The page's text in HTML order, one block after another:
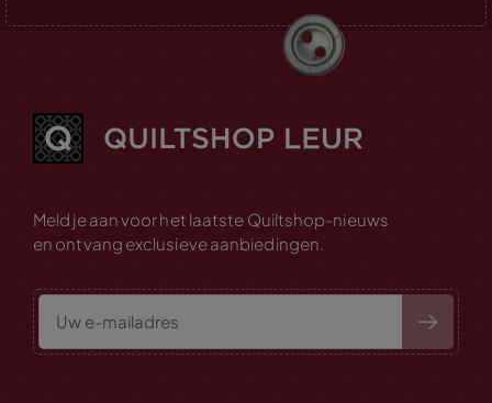
Meld je aan voor het laatste Quiltshop-nieuws
en ontvang exclusieve aanbiedingen.